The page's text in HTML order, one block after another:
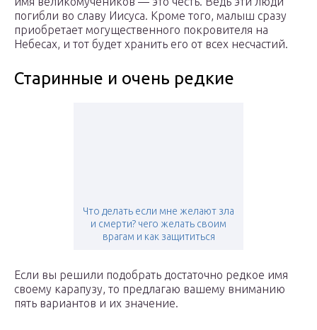
погибли во славу Иисуса. Кроме того, малыш сразу
приобретает могущественного покровителя на
Небесах, и тот будет хранить его от всех несчастий.
Старинные и очень редкие
Что делать если мне желают зла
и смерти? чего желать своим
врагам и как защититься
Если вы решили подобрать достаточно редкое имя
своему карапузу, то предлагаю вашему вниманию
пять вариантов и их значение.